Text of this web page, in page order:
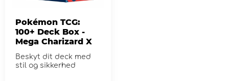
Pokémon TCG:
100+ Deck Box -
Mega Charizard X
Beskyt dit deck med
stil og sikkerhed